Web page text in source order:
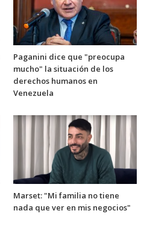
Paganini dice que "preocupa
mucho" la situación de los
derechos humanos en
Venezuela
Marset: "Mi familia no tiene
nada que ver en mis negocios"